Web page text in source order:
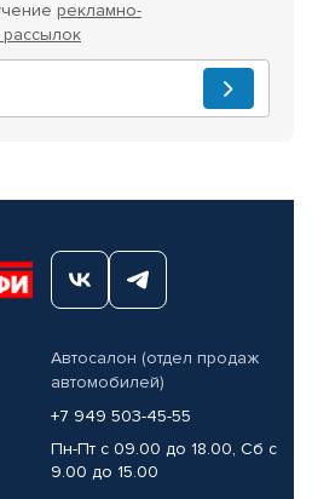
рекламно-
Автосалон (отдел продаж
автомобилей)
+7 949 503-45-55
Пн-Пт с 09.00 до 18.00, Сб с
9.00 до 15.00